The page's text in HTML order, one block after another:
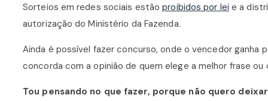
Sorteios em redes sociais estãoproibidos por lei e a
autorização do Ministério da Fazenda.
Ainda é possível fazer concurso, onde o vencedor
concorda com a opinião de quem elege a melhor frase ou
Tou pensando no que fazer, porque não quero